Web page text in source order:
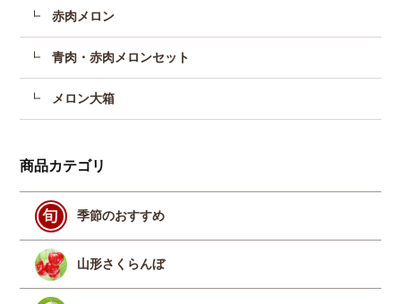
赤肉メロン
青肉・赤肉メロンセット
メロン大箱
商品カテゴリ
季節のおすすめ
山形さくらんぼ